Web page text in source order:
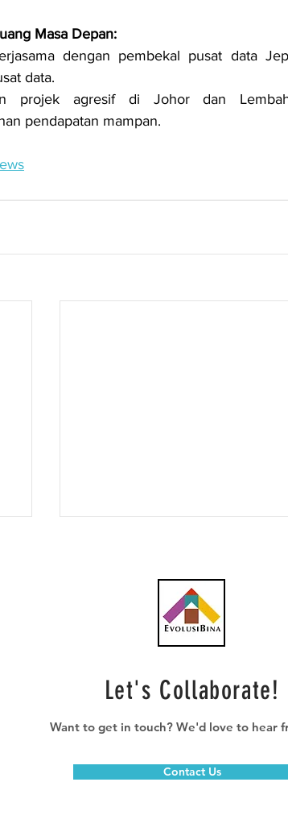
Masa Depan:
dengan pembekal pusat data
data.
projek agresif di Johor dan
pendapatan mampan.
Ekonomi Khas Johor-
15 Januari, Sasar Tenaga
Let's Collaborate!
Want to get in touch? We'd love to hear
Contact Us